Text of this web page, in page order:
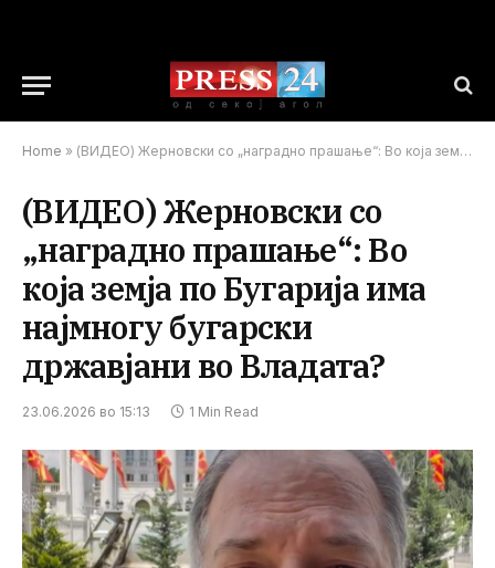
Home » (ВИДЕО) Жерновски со „наградно прашање“: Во која земја по Бугарија има најмногу бугарски државјани во Владата?
(ВИДЕО) Жерновски со
„наградно прашање“: Во
која земја по Бугарија има
најмногу бугарски
државјани во Владата?
23.06.2026 во 15:13 1 Min Read